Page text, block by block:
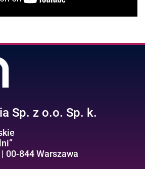
Sp. z o.o. Sp. k.
00-844 Warszawa